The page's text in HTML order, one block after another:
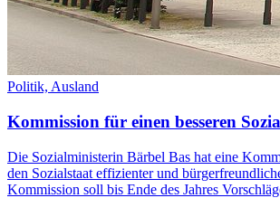
Politik, Ausland
Kommission für einen besseren
Die Sozialministerin Bärbel Bas hat eine
den Sozialstaat effizienter und
Kommission soll bis Ende des Jahres